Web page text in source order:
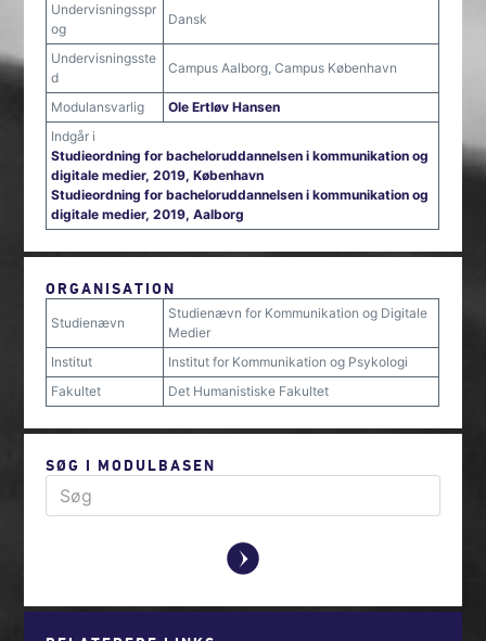
Undervisningsspr
og
Dansk
Undervisningsste
d
Campus Aalborg, Campus København
Modulansvarlig
Ole Ertløv Hansen
Indgår i
Studieordning for bacheloruddannelsen i kommunikation og
digitale medier, 2019, København
Studieordning for bacheloruddannelsen i kommunikation og
digitale medier, 2019, Aalborg
ORGANISATION
Studienævn
Studienævn for Kommunikation og Digitale
Medier
Institut
Institut for Kommunikation og Psykologi
Fakultet
Det Humanistiske Fakultet
SØG I MODULBASEN
y